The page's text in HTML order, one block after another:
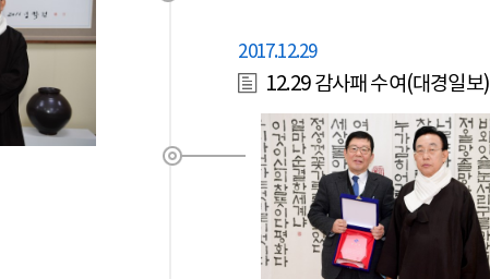
2017.12.29
12.29 감사패 수여(대경일보)